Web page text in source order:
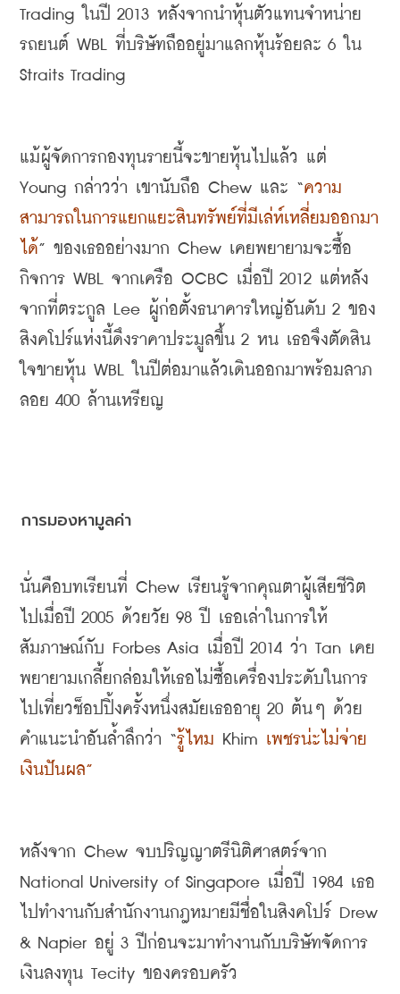
Trading
ในปี 2013 หลังจากนำหุ้นตัวแทนจำหน่าย
รถยนต์ WBL ที่บริษัทถืออยู่มาแลกหุ้นร้อยละ 6
ใน
Straits Trading
แม้ผู้จัดการกองทุนรายนี้จะขายหุ้นไปแล้ว แต่
Young กล่าวว่า เขานับถือ Chew และ “ความ
สามารถในการแยกแยะสินทรัพย์ที่มีเล่ห์เหลี่ยมออกมา
ได้” ของเธออย่างมาก Chew เคยพยายามจะซื้อ
กิจการ WBL จากเครือ OCBC เมื่อปี 2012 แต่หลัง
จากที่ตระกูล Lee ผู้ก่อตั้งธนาคารใหญ่อันดับ 2 ของ
สิงคโปร์แห่งนี้ดึงราคาประมูลขึ้น 2 หน เธอจึงตัดสิน
ใจขายหุ้น WBL
ในปีต่อมาแล้วเดินออกมาพร้อมลาภ
ลอย 400 ล้านเหรียญ
การมองหามูลค่า
นั่นคือบทเรียนที่ Chew เรียนรู้จากคุณตาผู้เสียชีวิต
ไปเมื่อปี
2005 ด้วยวัย 98 ปี เธอเล่าในการให้
สัมภาษณ์กับ Forbes Asia เมื่อปี 2014 ว่า Tan เคย
พยายามเกลี้ยกล่อมให้เธอไม่ซื้อเครื่องประดับในการ
ไปเที่ยวช็อปปิ้งครั้งหนึ่งสมัยเธออายุ 20 ต้นๆ ด้วย
คำแนะนำอันล้ำลึกว่า “รู้ไหม Khim เพชรน่ะไม่จ่าย
เงินปันผล”
หลังจาก Chew จบปริญญาตรีนิติศาสตร์จาก
National University of Singapore เมื่อปี 1984 เธอ
ไปทำงานกับสำนักงานกฎหมายมีชื่อในสิงคโปร์ Drew
& Napier อยู่ 3 ปีก่อนจะมาทำงานกับบริษัทจัดการ
เงินลงทุน Tecity ของครอบครัว